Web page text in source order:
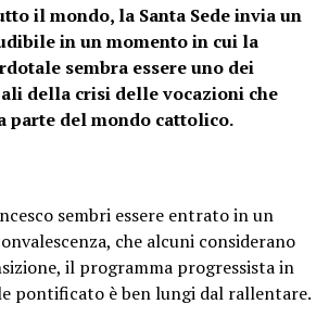
il mondo, la Santa Sede invia un
in un momento in cui la
sembra essere uno dei
della crisi delle vocazioni che
parte del mondo cattolico.
sembri essere entrato in un
che alcuni considerano
il programma progressista in
pontificato è ben lungi dal rallentare.